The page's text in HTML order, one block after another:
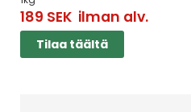
189 SEKilman alv.
Tilaa täältä